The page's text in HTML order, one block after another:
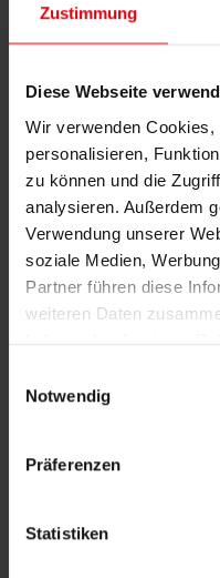
Zustimmung
Diese Webseite
Wir verwenden
personalisieren,
zu können und die
analysieren. Außerdem
Verwendung unserer
soziale Medien,
Partner führen diese
weiteren Daten
Notwendig
Präferenzen
Statistiken
Architektur
Building
Baumanagement
Örtliche
Baulogistik
Vergabe
Consulting
Integrale
Über uns
Kontakt